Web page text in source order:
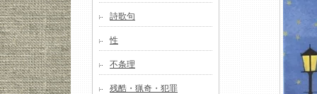
詩歌句
性
不条理
残酷・猟奇・犯罪